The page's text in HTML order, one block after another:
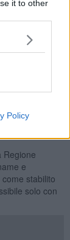
it to other
Policy
Regione
e
stabilito
solo con